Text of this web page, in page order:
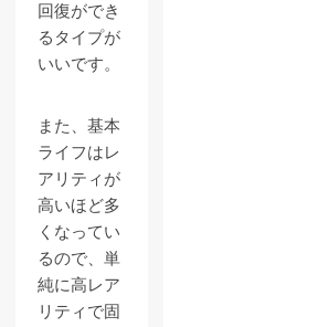
回復ができ
るタイプが
いいです。
また、基本
ライフはレ
アリティが
高いほど多
くなってい
るので、単
純に高レア
リティで固